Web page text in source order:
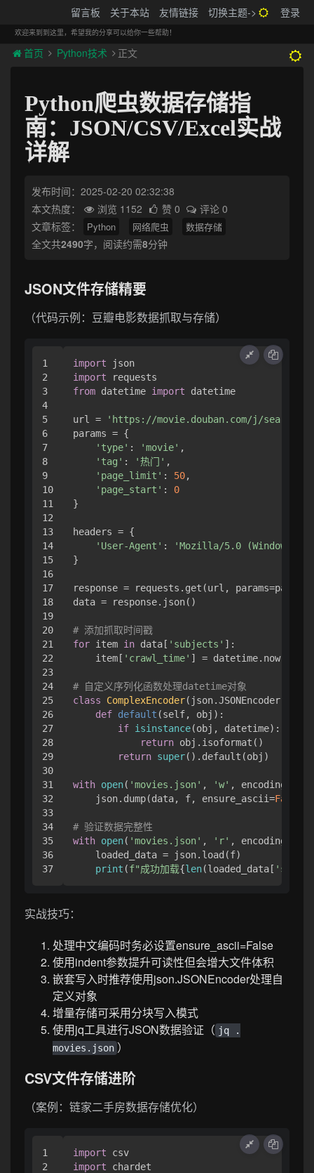
留言板 关于本站 友情链接 切换主题-> 登录
欢迎来到到这里，希望我的分享可以给你一些帮助！
首页 Python技术 正文
Python爬虫数据存储指
南：JSON/CSV/Excel实战
详解
发布时间：2025-02-20 02:32:38
本文热度：
浏览 1152 赞 0
评论 0
文章标签：
Python 网络爬虫 数据存储
全文共2490字，阅读约需8分钟
JSON文件存储精要
（代码示例：豆瓣电影数据抓取与存储）
1
2
3
4
5
6
7
8
9
10
11
12
13
14
15
16
17
18
19
20
21
22
23
24
25
26
27
28
29
30
31
32
33
34
35
36
import
import
from datetime import datetime
url =
'https://movie.douban.com/j/
params = {
'type' : 'movie' ,
'tag' : '热门' ,
'page_limit' : 50,
'page_start' : 0
}
headers = {
'User-Agent' :
'Mozilla/5.0 (Windows
}
response = requests.get(url,
data = response.json()
# 添加抓取时间戳
for item in data[ 'subjects' ]:
    item[
'crawl_time' ] =
# 自定义序列化函数处理datetime对象
class
ComplexEncoder(json.JSONEncoder):
def default (self, obj ):
if isinstance(obj, datetime):
return obj.isoformat()
return super().default(obj)
with open( 'movies.json' , 'w' , encoding=
    json.dump(data, f, ensure_ascii=
False
# 验证数据完整性
with open( 'movies.json' , 'r' , encoding=
    loaded_data = json.load(f)
print (f"成功加载{len(loaded_data[
实战技巧：
处理中文编码时务必设置ensure_ascii=False
使用indent参数提升可读性但会增大文件体积
嵌套写入时推荐使用json.JSONEncoder处理自
定义对象
增量存储可采用分块写入模式
使用jq工具进行JSON数据验证（ jq .
movies.json ）
CSV文件存储进阶
（案例：链家二手房数据存储优化）
1
2
import
import